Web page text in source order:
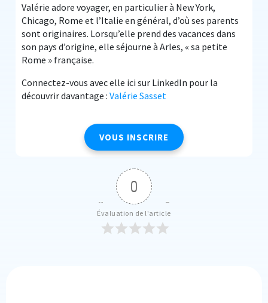
Valérie adore voyager, en particulier à New York,
Chicago, Rome et l’Italie en général, d’où ses parents
sont originaires. Lorsqu’elle prend des vacances dans
son pays d’origine, elle séjourne à Arles, « sa petite
Rome » française.
Connectez-vous avec elle ici sur LinkedIn pour la
découvrir davantage : Valérie Sasset
VOUS INSCRIRE
0
Évaluation de l'article